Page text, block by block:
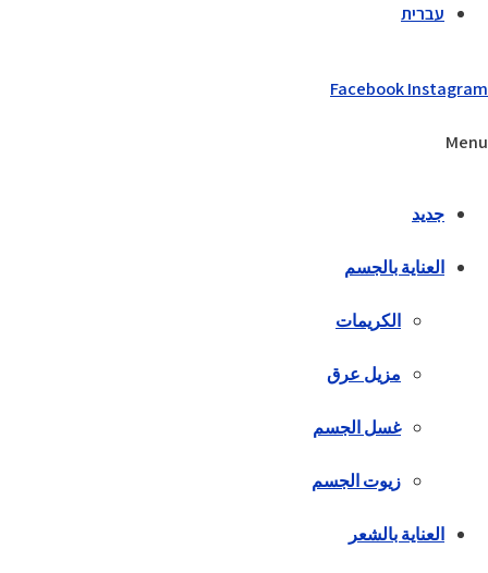
עברית
FacebookInstagram
Menu
جديد
العناية بالجسم
الكريمات
مزيل عرق
غسل الجسم
زيوت الجسم
العناية بالشعر